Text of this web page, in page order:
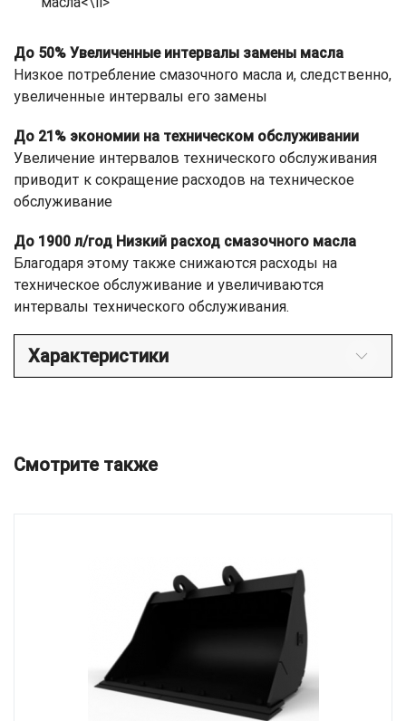
До 50% Увеличенные интервалы замены масла
Низкое потребление смазочного масла и, следственно,
увеличенные интервалы его замены
До 21% экономии на техническом обслуживании
Увеличение интервалов технического обслуживания
приводит к сокращение расходов на техническое
обслуживание
До 1900 л/год Низкий расход смазочного масла
Благодаря этому также снижаются расходы на
техническое обслуживание и увеличиваются
интервалы технического обслуживания.
Характеристики
Смотрите также